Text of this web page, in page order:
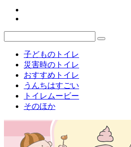
子どものトイレ
災害時のトイレ
おすすめトイレ
うんちはすごい
トイレムービー
そのほか